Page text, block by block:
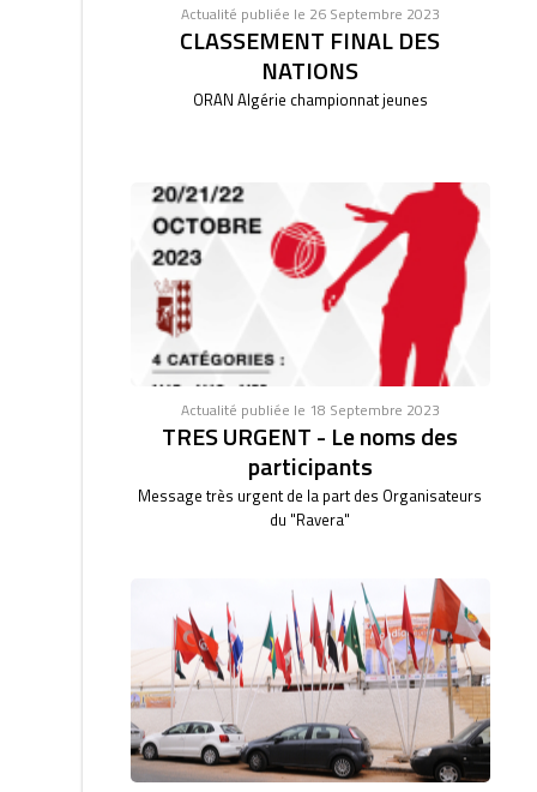
Actualité publiée le 26 Septembre 2023
CLASSEMENT FINAL DES
NATIONS
ORAN Algérie championnat jeunes
Actualité publiée le 18 Septembre 2023
TRES URGENT - Le noms des
participants
Message très urgent de la part des Organisateurs
du "Ravera"